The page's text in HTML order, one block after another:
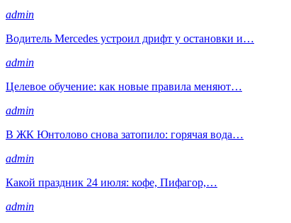
admin
Водитель Mercedes устроил дрифт у остановки и…
admin
Целевое обучение: как новые правила меняют…
admin
В ЖК Юнтолово снова затопило: горячая вода…
admin
Какой праздник 24 июля: кофе, Пифагор,…
admin